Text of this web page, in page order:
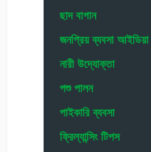
ছাদ বাগান
জনপ্রিয় ব্যবসা আইডিয়া
নারী উদ্যোক্তা
পশু পালন
পাইকারি ব্যবসা
ফ্রিল্যান্সিং টিপস